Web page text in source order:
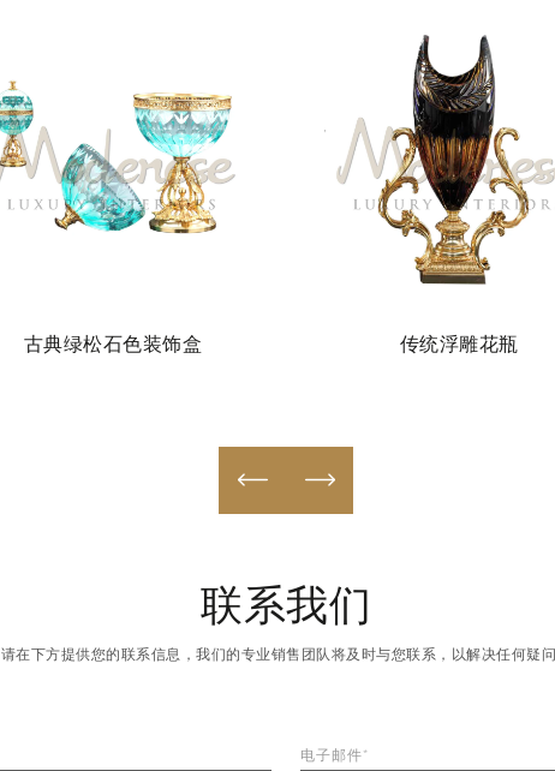
古典绿松石色装饰盒 传统浮雕花瓶
联系我们
请在下方提供您的联系信息，我们的专业销售团队将及时与您联系，以解决任何疑